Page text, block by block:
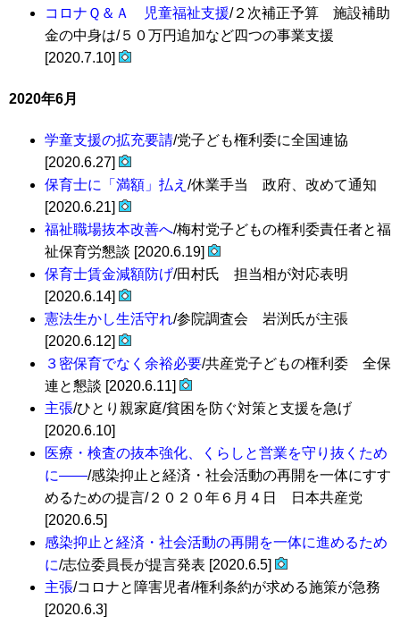
コロナＱ＆Ａ 児童福祉支援/２次補正予算 施設補助
金の中身は/５０万円追加など四つの事業支援
[2020.7.10]
2020年6月
学童支援の拡充要請/党子ども権利委に全国連協
[2020.6.27]
保育士に「満額」払え /休業手当 政府、改めて通知
[2020.6.21]
福祉職場抜本改善へ/梅村党子どもの権利委責任者と福
祉保育労懇談 [2020.6.19]
保育士賃金減額防げ/田村氏 担当相が対応表明
[2020.6.14]
憲法生かし生活守れ/参院調査会 岩渕氏が主張
[2020.6.12]
３密保育でなく余裕必要/共産党子どもの権利委 全保
連と懇談 [2020.6.11]
主張/ひとり親家庭/貧困を防ぐ対策と支援を急げ
[2020.6.10]
医療・検査の抜本強化、くらしと営業を守り抜くため
に――/感染抑止と経済・社会活動の再開を一体にすす
めるための提言/２０２０年６月４日 日本共産党
[2020.6.5]
感染抑止と経済・社会活動の再開を一体に進めるため
に/志位委員長が提言発表 [2020.6.5]
主張/コロナと障害児者/権利条約が求める施策が急務
[2020.6.3]